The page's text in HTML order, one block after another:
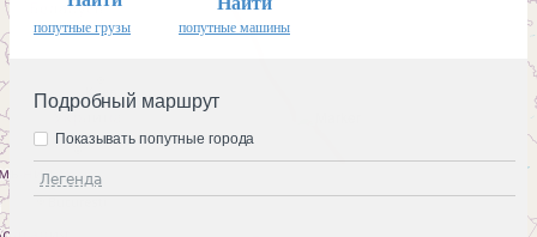
попутные грузы попутные машины
Подробный маршрут
Легенда
Показывать попутные города